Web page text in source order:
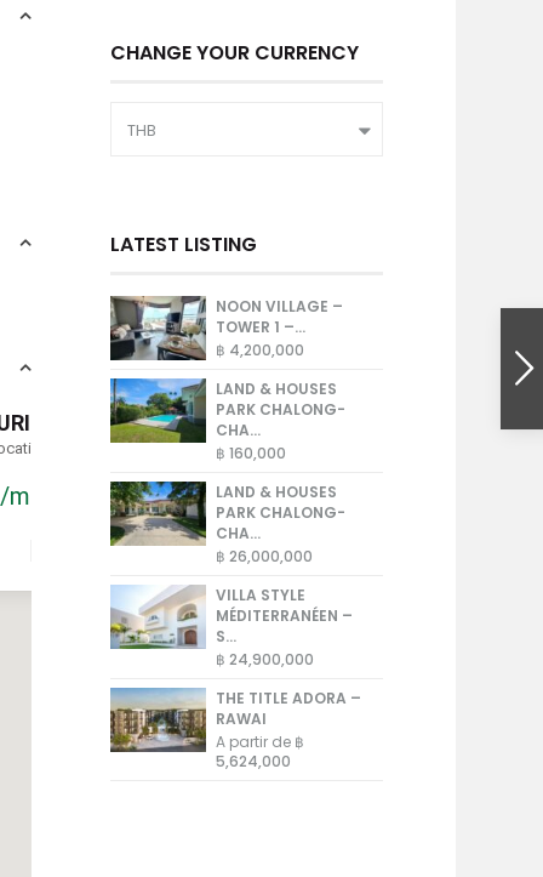
/mois
CHANGE YOUR CURRENCY
THB
LATEST LISTING
NOON VILLAGE –
TOWER 1 –...
฿ 4,200,000
LAND & HOUSES
PARK CHALONG-
CHA...
฿ 160,000
LAND & HOUSES
PARK CHALONG-
CHA...
฿ 26,000,000
VILLA STYLE
MÉDITERRANÉEN –
S...
฿ 24,900,000
THE TITLE ADORA –
RAWAI
A partir de฿
5,624,000